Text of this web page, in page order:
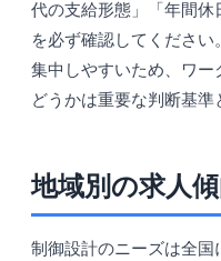
代の支給形態」「年間休
を必ず確認してくださ
集中しやすいため、ワ
どうかは重要な判断基準
地域別の求人
制御設計のニーズは全国